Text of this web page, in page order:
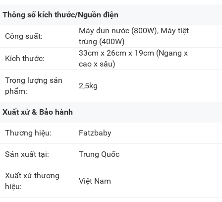
Thông số kích thước/Nguồn điện
Công suất:
Máy đun nước (800W), Máy tiệt
trùng (400W)
Kích thước:
33cm x 26cm x 19cm (Ngang x
cao x sâu)
Trọng lượng sản
phẩm:
2,5kg
Xuất xứ & Bảo hành
Thương hiệu: Fatzbaby
Sản xuất tại: Trung Quốc
Xuất xứ thương
hiệu:
Việt Nam